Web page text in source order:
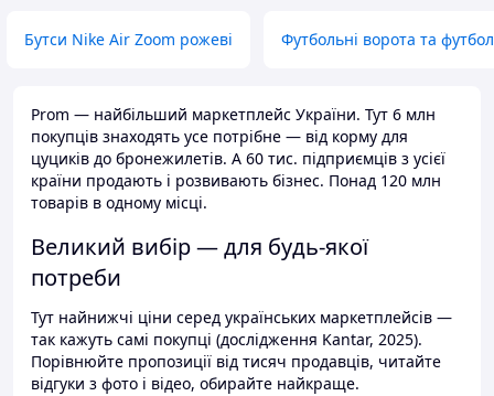
Бутси Nike Air Zoom рожеві Футбольні ворота та
Prom — найбільший маркетплейс України. Тут 6 млн
покупців знаходять усе потрібне — від корму для
цуциків до бронежилетів. А 60 тис. підприємців з усієї
країни продають і розвивають бізнес. Понад 120 млн
товарів в одному місці.
Великий вибір — для будь-якої
потреби
Тут найнижчі ціни серед українських маркетплейсів —
так кажуть самі покупці (дослідження Kantar, 2025).
Порівнюйте пропозиції від тисяч продавців, читайте
відгуки з фото і відео, обирайте найкраще.